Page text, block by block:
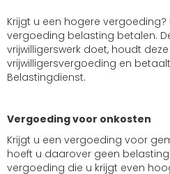
Krijgt u een hogere
vergoeding belasting betalen.
vrijwilligerswerk doet, houdt
vrijwilligersvergoeding en
Belastingdienst.
Vergoeding voor onkosten
Krijgt u een vergoeding voor
hoeft u daarover geen
vergoeding die u krijgt even